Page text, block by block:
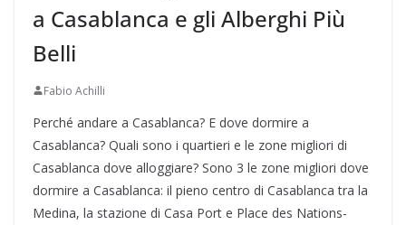
a Casablanca e gli Alberghi Più
Belli
Fabio Achilli
Perché andare a Casablanca? E dove dormire a
Casablanca? Quali sono i quartieri e le zone migliori di
Casablanca dove alloggiare? Sono 3 le zone migliori dove
dormire a Casablanca: il pieno centro di Casablanca tra la
Medina, la stazione di Casa Port e Place des Nations-